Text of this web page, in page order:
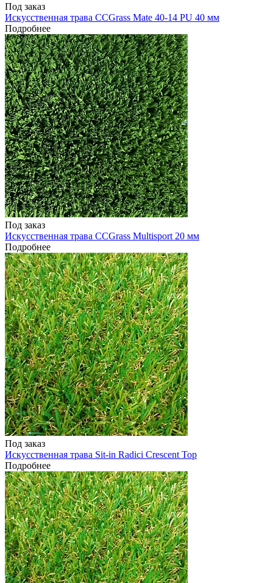
Под заказ
Искусственная трава CCGrass Mate 40-14 PU 40 мм
Подробнее
Под заказ
Искусственная трава CCGrass Multisport 20 мм
Подробнее
Под заказ
Искусственная трава Sit-in Radici Crescent Top
Подробнее